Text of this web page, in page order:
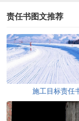
责任书图文推荐
施工目标责任